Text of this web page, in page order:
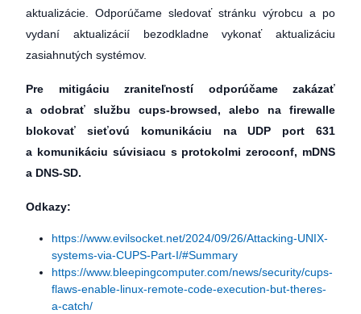
aktualizácie. Odporúčame sledovať stránku výrobcu a po
vydaní aktualizácií bezodkladne vykonať aktualizáciu
zasiahnutých systémov.
Pre mitigáciu zraniteľností odporúčame zakázať
a odobrať službu
cups-browsed, alebo na firewalle
blokovať sieťovú komunikáciu na UDP port 631
a komunikáciu súvisiacu s protokolmi zeroconf, mDNS
a DNS-SD.
Odkazy:
https://www.evilsocket.net/2024/09/26/Attacking-UNIX-
systems-via-CUPS-Part-I/#Summary
https://www.bleepingcomputer.com/news/security/cups-
flaws-enable-linux-remote-code-execution-but-theres-
a-catch/